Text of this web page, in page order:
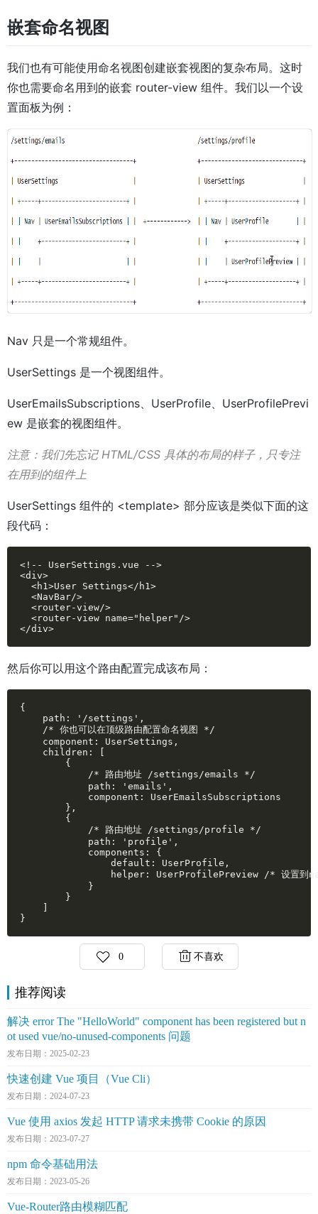
嵌套命名视图
我们也有可能使用命名视图创建嵌套视图的复杂布局。这时
你也需要命名用到的嵌套 router-view 组件。我们以一个设
置面板为例：
Nav 只是一个常规组件。
UserSettings 是一个视图组件。
UserEmailsSubscriptions、UserProfile、UserProfilePrevi
ew 是嵌套的视图组件。
注意：我们先忘记 HTML/CSS 具体的布局的样子，只专注
在用到的组件上
UserSettings 组件的 <template> 部分应该是类似下面的这
段代码：
<!-- UserSettings.vue -->
<div>
<h1>User Settings</h1>
<NavBar/>
<router-view/>
<router-view name="helper"/>
</div>
然后你可以用这个路由配置完成该布局：
{
path: '/settings',
/* 你也可以在顶级路由配置命名视图 */
component: UserSettings,
children: [
{
/* 路由地址 /settings/emails */
path: 'emails',
component: UserEmailsSubscriptions
},
{
/* 路由地址 /settings/profile */
path: 'profile',
components: {
default: UserProfile,
helper: UserProfilePreview /* 设置到
}
}
}
0 不喜欢
推荐阅读
解决 error The "HelloWorld" component has been registered but n
ot used vue/no-unused-components 问题
发布日期：2025-02-23
快速创建 Vue 项目（Vue Cli）
发布日期：2024-07-23
Vue 使用 axios 发起 HTTP 请求未携带 Cookie 的原因
发布日期：2023-07-27
npm 命令基础用法
发布日期：2023-05-26
Vue-Router路由模糊匹配